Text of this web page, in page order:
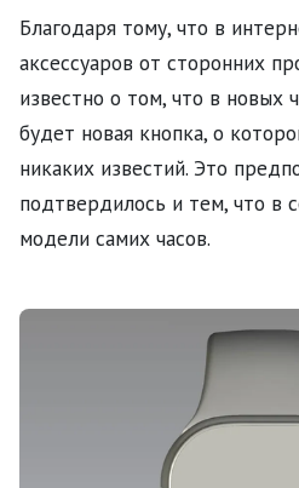
Благодаря тому, что в
аксессуаров от сторонних
известно о том, что в новых
будет новая кнопка, о
никаких известий. Это
подтвердилось и тем, что в
модели самих часов.